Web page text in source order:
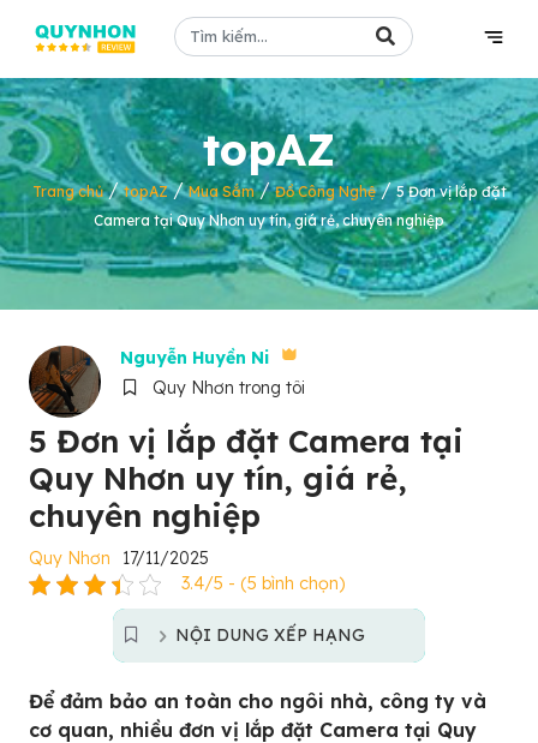
topAZ
Trang chủ/topAZ/Mua Sắm/Đồ Công Nghệ/5 Đơn vị lắp đặt
Camera tại Quy Nhơn uy tín, giá rẻ, chuyên nghiệp
Nguyễn Huyền Ni
Quy Nhơn trong tôi
5 Đơn vị lắp đặt Camera tại
Quy Nhơn uy tín, giá rẻ,
chuyên nghiệp
Quy Nhơn
17/11/2025
3.4/5 - (5 bình chọn)
NỘI DUNG XẾP HẠNG
Để đảm bảo an toàn cho ngôi nhà, công ty và
cơ quan, nhiều đơn vị lắp đặt Camera tại Quy